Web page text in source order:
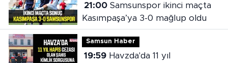
21:00Samsunspor ikinci maçta
Kasımpaşa’ya 3-0 mağlup oldu
Samsun Haber
19:59Havzda'da 11 yıl